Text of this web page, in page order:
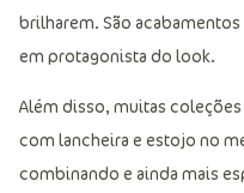
brilharem. São
em protagonista do look.
Além disso, muitas
com lancheira e estojo no
combinando e ainda mais